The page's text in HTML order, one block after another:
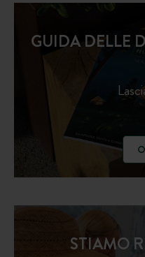
GUIDA DELLE
STIAMO